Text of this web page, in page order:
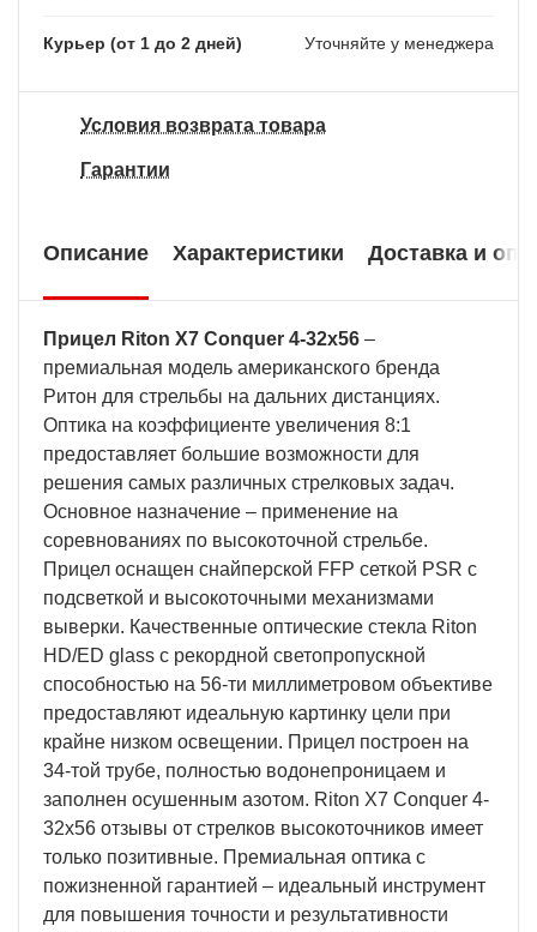
Курьер (от 1 до 2 дней) Уточняйте у менеджера
Условия возврата товара
Гарантии
Описание Характеристики Доставка и
Прицел Riton X7 Conquer 4-32x56 –
премиальная модель американского бренда
Ритон для стрельбы на дальних дистанциях.
Оптика на коэффициенте увеличения 8:1
предоставляет большие возможности для
решения самых различных стрелковых задач.
Основное назначение – применение на
соревнованиях по высокоточной стрельбе.
Прицел оснащен снайперской FFP сеткой PSR с
подсветкой и высокоточными механизмами
выверки. Качественные оптические стекла Riton
HD/ED glass с рекордной светопропускной
способностью на 56-ти миллиметровом объективе
предоставляют идеальную картинку цели при
крайне низком освещении. Прицел построен на
34-той трубе, полностью водонепроницаем и
заполнен осушенным азотом. Riton X7 Conquer 4-
32x56 отзывы от стрелков высокоточников имеет
только позитивные. Премиальная оптика с
пожизненной гарантией – идеальный инструмент
для повышения точности и результативности